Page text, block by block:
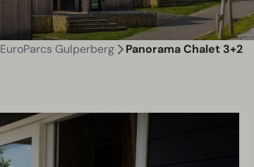
EuroParcs Gulperberg Panorama Chalet 3+2